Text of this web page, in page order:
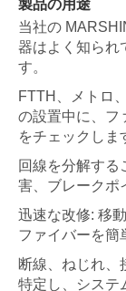
製品の用途
当社の
器はよく知られ
す。
FTTH、メトロ
の設置中に、フ
をチェックしま
回線を分解する
害、ブレークポ
迅速な改修: 移
ファイバーを簡
断線、ねじれ、
特定し、システ